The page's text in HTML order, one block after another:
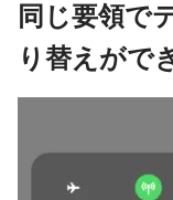
同じ要領で
り替えがで